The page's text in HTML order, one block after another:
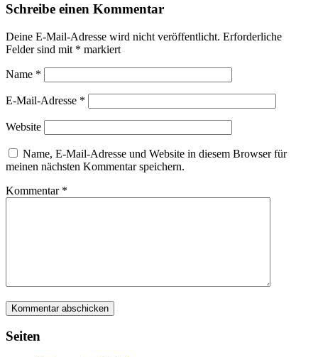
Schreibe einen Kommentar
Deine E-Mail-Adresse wird nicht veröffentlicht. Erforderliche
Felder sind mit * markiert
Name *
E-Mail-Adresse *
Website
Name, E-Mail-Adresse und Website in diesem Browser für
meinen nächsten Kommentar speichern.
Kommentar *
Seiten